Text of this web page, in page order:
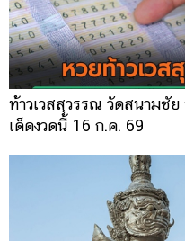
ท้าวเวสสุวรรณ วัดสนามชัย
เด็ดงวดนี้ 16 ก.ค. 69